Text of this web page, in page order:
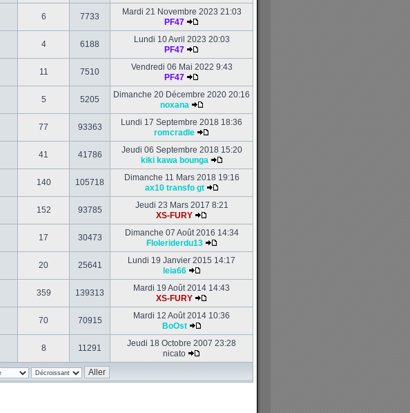
6 7733
Mardi 21 Novembre 2023 21:03
PF47
4 6188
Lundi 10 Avril 2023 20:03
PF47
11 7510
Vendredi 06 Mai 2022 9:43
PF47
5 5205
Dimanche 20 Décembre 2020 20:16
noxana
77 93363
Lundi 17 Septembre 2018 18:36
romcradle
41 41786
Jeudi 06 Septembre 2018 15:20
kiki kawa bounga
140 105718
Dimanche 11 Mars 2018 19:16
ax10 transfo gt
152 93785
Jeudi 23 Mars 2017 8:21
XS-FURY
17 30473
Dimanche 07 Août 2016 14:34
Floleriderdu13
20 25641
Lundi 19 Janvier 2015 14:17
leia66
359 139313
Mardi 19 Août 2014 14:43
XS-FURY
70 70915
Mardi 12 Août 2014 10:36
BoOst
8 11291
Jeudi 18 Octobre 2007 23:28
nicato